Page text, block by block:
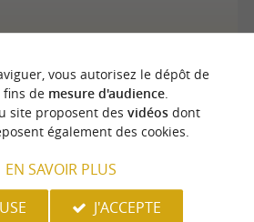
à bijoux
vous autorisez le dépôt de
fins de mesure d'audience.
site proposent des vidéosdont
également des cookies.
EN SAVOIR PLUS
J'ACCEPTE